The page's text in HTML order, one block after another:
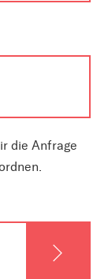
die Anfrage